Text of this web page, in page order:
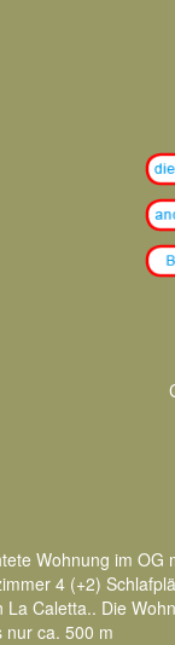
Wohnung im
4 (+2)
Caletta.. Die
nur ca. 500 m